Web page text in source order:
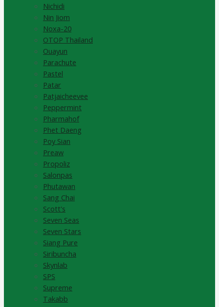
Nichidi
Nin Jiom
Noxa-20
OTOP Thailand
Ouayun
Parachute
Pastel
Patar
Patjaicheevee
Peppermint
Pharmahof
Phet Daeng
Poy Sian
Preaw
Propoliz
Salonpas
Phutawan
Sang Chai
Scott's
Seven Seas
Seven Stars
Siang Pure
Siribuncha
Skynlab
SPS
Supreme
Takabb